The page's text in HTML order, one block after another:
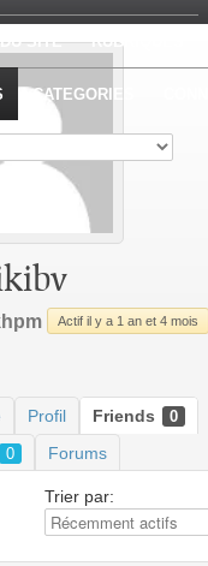
SITE RUBRIQUES
CATEGORIES
Actif il y a 1 an et 4 mois
Profil Friends 0
0 Forums
Trier par: